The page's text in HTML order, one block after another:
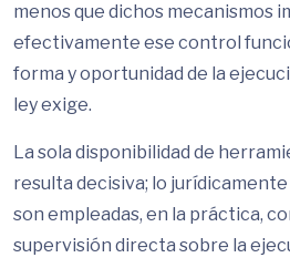
menos que dichos mecanismos
efectivamente ese control
forma y oportunidad de la
ley exige.
La sola disponibilidad de
resulta decisiva; lo
son empleadas, en la práctica,
supervisión directa sobre la